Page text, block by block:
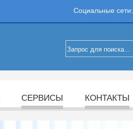
Социальные сети:
СЕРВИСЫ КОНТАКТЫ